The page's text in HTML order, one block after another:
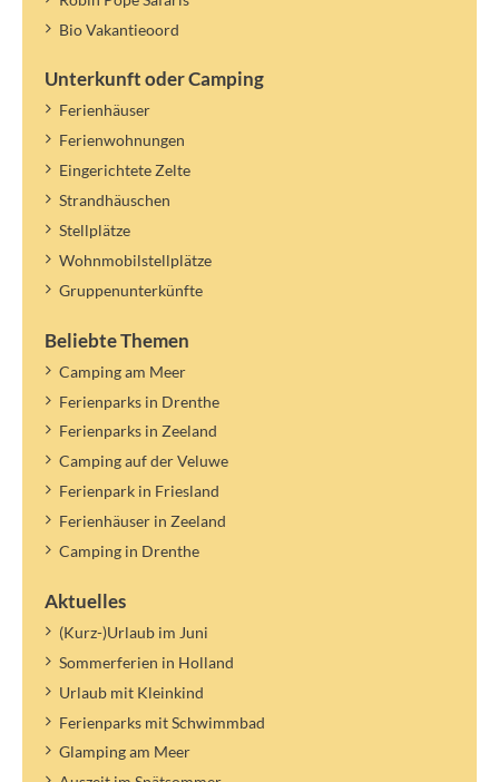
Wichtige Informationen:
Anzahl ist nicht möglich.
Wenn die maximale Personenzahl der Unterkunft es zulässt,
kannst du einen Übernachtungsgast anmelden.
Übernachtungsgäste zahlen nur die Kurtaxe.
später ermittelt und verrechnet werden.
Bio Vakantieoord
Unterkunft oder Camping
Ferienhäuser
Ferienwohnungen
Eingerichtete Zelte
Strandhäuschen
Stellplätze
Wohnmobilstellplätze
Gruppenunterkünfte
Beliebte Themen
Camping am Meer
Ferienparks in Drenthe
Ferienparks in Zeeland
Camping auf der Veluwe
Ferienpark in Friesland
Ferienhäuser in Zeeland
Camping in Drenthe
Aktuelles
(Kurz-)Urlaub im Juni
Sommerferien in Holland
Urlaub mit Kleinkind
Ferienparks mit Schwimmbad
Glamping am Meer